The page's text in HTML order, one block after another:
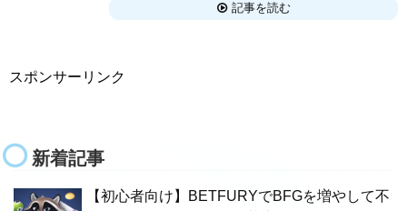
記事を読む
スポンサーリンク
新着記事
【初心者向け】BETFURYでBFGを増やして不